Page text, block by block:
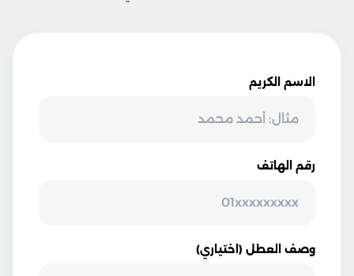
الاسم الكريم
رقم الهاتف
وصف العطل (اختياري)